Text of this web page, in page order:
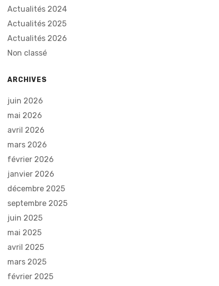
Actualités 2024
Actualités 2025
Actualités 2026
Non classé
ARCHIVES
juin 2026
mai 2026
avril 2026
mars 2026
février 2026
janvier 2026
décembre 2025
septembre 2025
juin 2025
mai 2025
avril 2025
mars 2025
février 2025